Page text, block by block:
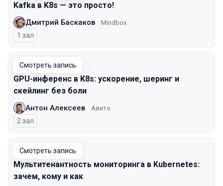
Kafka в K8s — это просто!
Дмитрий Баскаков Mindbox
1 зал
Смотреть запись
GPU-инференс в K8s: ускорение, шеринг и
скейлинг без боли
Антон Алексеев Авито
2 зал
Смотреть запись
Мультитенантность мониторинга в Kubernetes:
зачем, кому и как